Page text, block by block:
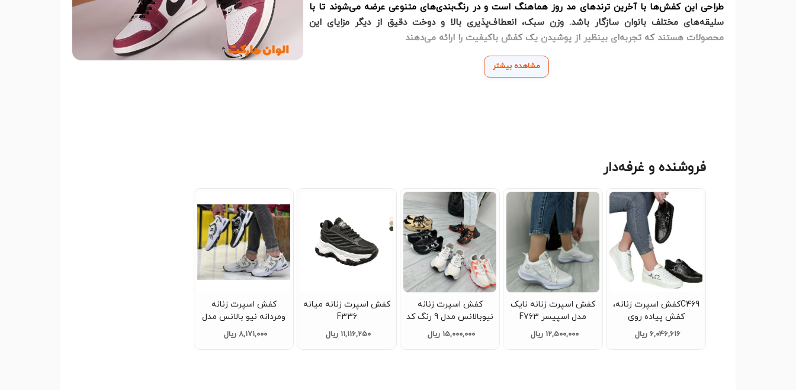
طراحی این کفش‌ها با آخرین ترندهای مد روز هماهنگ است و در رنگ‌بندی‌های متنوعی عرضه می‌شوند تا با
سلیقه‌های مختلف بانوان سازگار باشد. وزن سبک، انعطاف‌پذیری بالا و دوخت دقیق از دیگر مزایای این
محصولات هستند که تجربه‌ای بینظیر از پوشیدن یک کفش باکیفیت را ارائه می‌دهند
مشاهده بیشتر
فروشنده و غرفه‌دار
C469کفش اسپرت زنانه،
کفش پیاده روی
6,046,616 ریال
کفش اسپرت زنانه نایک
مدل اسپیسر F763
12,500,000 ریال
کفش اسپرت زنانه
نیوبالانس مدل 9 رنگ کد
F762
15,000,000 ریال
کفش اسپرت زنانه میانه
F336
11,116,250 ریال
کفش اسپرت زنانه
ومردانه نیو بالانس مدل
ست کدF756
8,171,000 ریال